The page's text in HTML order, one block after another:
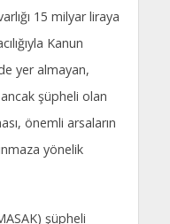
15 milyar liraya
Kanun
yer almayan,
şüpheli olan
önemli arsaların
yönelik
şüpheli